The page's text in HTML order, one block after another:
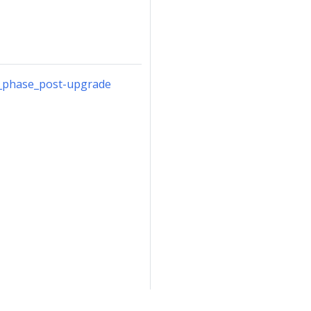
upgrade